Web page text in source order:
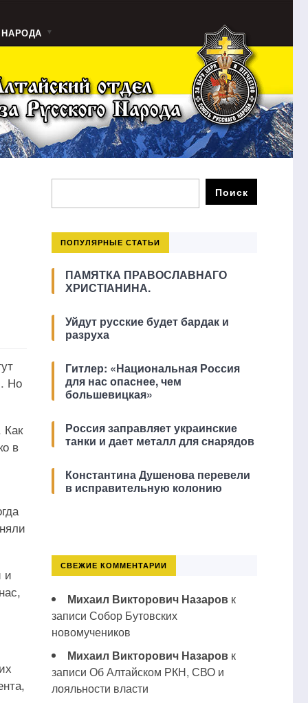
Но
Как
в
и
ПОПУЛЯРНЫЕ СТАТЬИ
ПАМЯТКА ПРАВОСЛАВНАГО
ХРИСТІАНИНА.
Уйдут русские будет бардак и
разруха
Гитлер: «Национальная Россия
для нас опаснее, чем
большевицкая»
Россия заправляет украинские
танки и дает металл для снарядов
Константина Душенова перевели
в исправительную колонию
СВЕЖИЕ КОММЕНТАРИИ
Михаил Викторович Назаровк
записи Собор Бутовских
новомучеников
Михаил Викторович Назаровк
записи Об Алтайском РКН, СВО и
лояльности власти